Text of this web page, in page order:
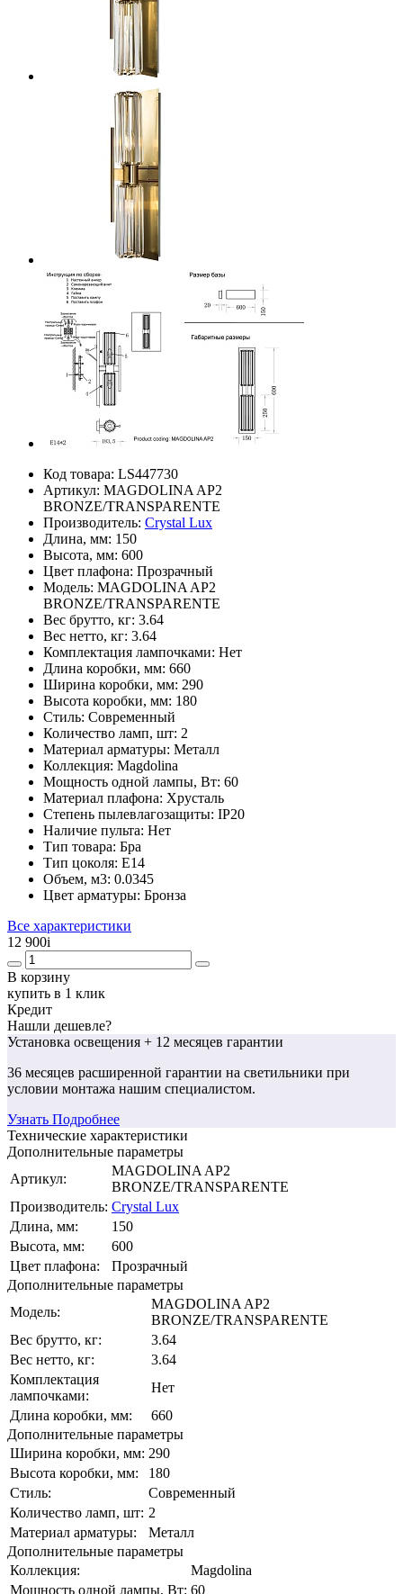
Код товара: LS447730
Артикул: MAGDOLINA AP2
BRONZE/TRANSPARENTE
Производитель: Crystal Lux
Длина, мм: 150
Высота, мм: 600
Цвет плафона: Прозрачный
Модель: MAGDOLINA AP2
BRONZE/TRANSPARENTE
Вес брутто, кг: 3.64
Вес нетто, кг: 3.64
Комплектация лампочками: Нет
Длина коробки, мм: 660
Ширина коробки, мм: 290
Высота коробки, мм: 180
Стиль: Современный
Количество ламп, шт: 2
Материал арматуры: Металл
Коллекция: Magdolina
Мощность одной лампы, Вт: 60
Материал плафона: Хрусталь
Степень пылевлагозащиты: IP20
Наличие пульта: Нет
Тип товара: Бра
Тип цоколя: E14
Объем, м3: 0.0345
Цвет арматуры: Бронза
Все характеристики
12 900i
В корзину
купить в 1 клик
Кредит
Нашли дешевле?
Установка освещения + 12 месяцев гарантии
36 месяцев расширенной гарантии на светильники при
условии монтажа нашим специалистом.
Узнать Подробнее
Технические характеристики
Дополнительные параметры
Артикул:
MAGDOLINA AP2
BRONZE/TRANSPARENTE
Производитель: Crystal Lux
Длина, мм:
150
Высота, мм:
600
Цвет плафона:
Прозрачный
Дополнительные параметры
Модель:
MAGDOLINA AP2
BRONZE/TRANSPARENTE
Вес брутто, кг:
3.64
Вес нетто, кг:
3.64
Комплектация
лампочками:
Нет
Длина коробки, мм:
660
Дополнительные параметры
Ширина коробки, мм: 290
Высота коробки, мм:
180
Стиль:
Современный
Количество ламп, шт: 2
Материал арматуры:
Металл
Дополнительные параметры
Коллекция:
Magdolina
Мощность одной лампы, Вт: 60